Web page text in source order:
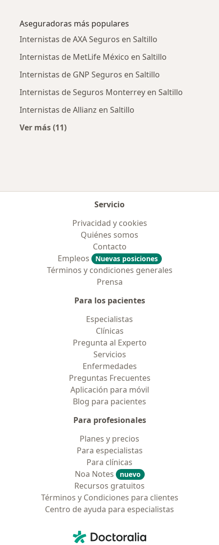
Aseguradoras más populares
Internistas de AXA Seguros en Saltillo
Internistas de MetLife México en Saltillo
Internistas de GNP Seguros en Saltillo
Internistas de Seguros Monterrey en Saltillo
Internistas de Allianz en Saltillo
Ver más (11)
Servicio
Privacidad y cookies
Quiénes somos
Contacto
Empleos
Nuevas posiciones
Términos y condiciones generales
Prensa
Para los pacientes
Especialistas
Clínicas
Pregunta al Experto
Servicios
Enfermedades
Preguntas Frecuentes
Aplicación para móvil
Blog para pacientes
Para profesionales
Planes y precios
Para especialistas
Para clínicas
Noa Notes
nuevo
Recursos gratuitos
Términos y Condiciones para clientes
Centro de ayuda para especialistas
Doctoralia - Página de inicio